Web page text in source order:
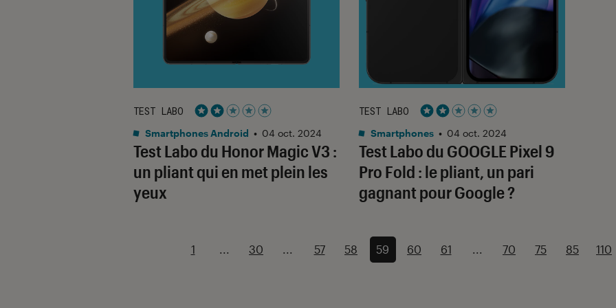
Test Labo du Honor Magic V3 :
un pliant qui en met plein les
yeux
TEST LABO
Noté 2 étoiles sur 5
Smartphones Android • 04 oct. 2024
Test Labo du GOOGLE Pixel 9
Pro Fold : le pliant, un pari
gagnant pour Google ?
TEST LABO
Noté 2 étoiles sur 5
Smartphones • 04 oct. 2024
1 ... 30 ... 57 58 59 60 61 ... 70 75 85 110